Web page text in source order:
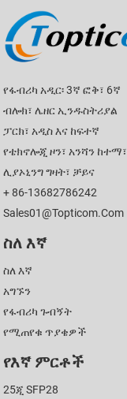
የፋብሪካ አዲር፡ 3ኛ ፎቅ፣ 6ኛ
ብሎክ፣ ሌዘር ኢንዱስትሪያል
ፓርክ፣ አዲስ እና ከፍተኛ
የቴክኖሎጂ ዞን፣ አንሻን ከተማ፣
ሊያኦኒንግ ግዛት፣ ቻይና
+ 86-13682786242
Sales01@topticom.com
ስለ እኛ
ስለ እኛ
አግኙን
የፋብሪካ ጉብኝት
የሚጠየቁ ጥያቄዎች
የእኛ ምርቶች
25ጂ SFP28